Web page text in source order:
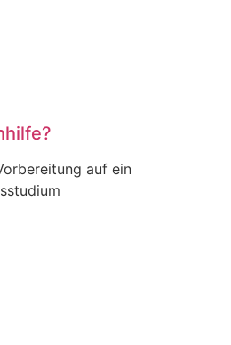
auf ein